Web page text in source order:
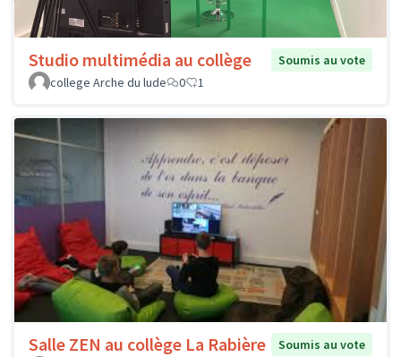
Studio multimédia au collège
Soumis au vote
college Arche du lude
0 1
Salle ZEN au collège La Rabière
Soumis au vote